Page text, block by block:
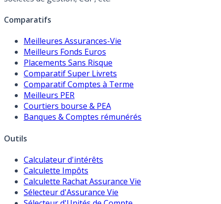
Comparatifs
Meilleures Assurances-Vie
Meilleurs Fonds Euros
Placements Sans Risque
Comparatif Super Livrets
Comparatif Comptes à Terme
Meilleurs PER
Courtiers bourse & PEA
Banques & Comptes rémunérés
Outils
Calculateur d'intérêts
Calculette Impôts
Calculette Rachat Assurance Vie
Sélecteur d'Assurance Vie